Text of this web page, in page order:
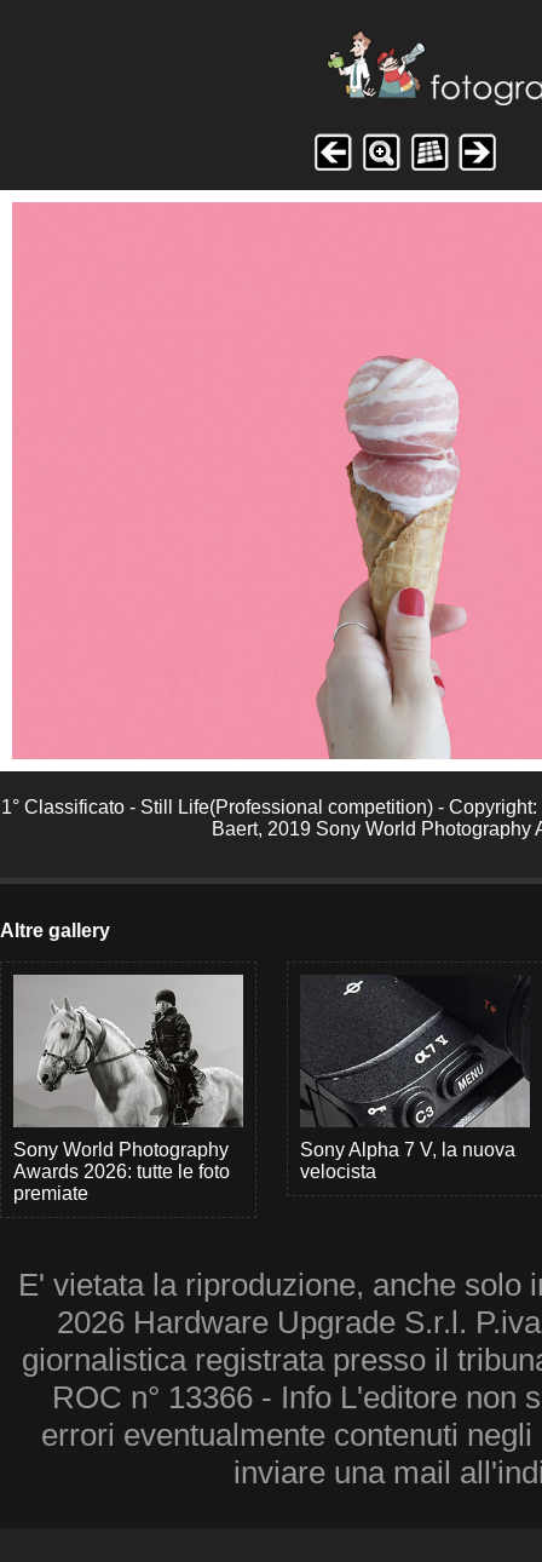
1° Classificato - Still Life(Professional competition) -
Baert, 2019 Sony World Photography
Altre gallery
Sony World Photography
Awards 2026: tutte le foto
premiate
Sony Alpha 7 V, la nuova
velocista
E' vietata la riproduzione, anche solo
2026 Hardware Upgrade S.r.l.
giornalistica registrata presso il
ROC n° 13366 - Info L'editore non
errori eventualmente contenuti
inviare una mail